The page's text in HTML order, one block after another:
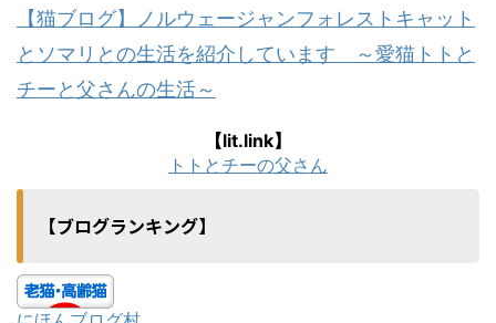
【猫ブログ】ノルウェージャンフォレストキャット
とソマリとの生活を紹介しています ～愛猫トトと
チーと父さんの生活～
【lit.link】
トトとチーの父さん
【ブログランキング】